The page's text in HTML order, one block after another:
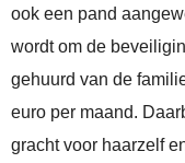
ook een pand
wordt om de
gehuurd van de
euro per maand.
gracht voor haarzelf